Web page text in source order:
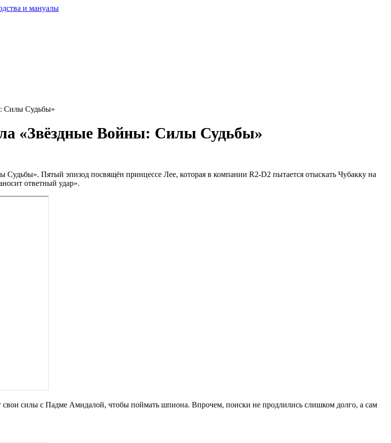
и мануалы
Силы Судьбы»
«Звёздные Войны: Силы Судьбы»
Пятый эпизод посвящён принцессе Лее, которая в компании R2-D2 пытается отыскать Чубакку на
ответный удар».
свои силы с Падме Амидалой, чтобы поймать шпиона. Впрочем, поиски не продлились слишком долго, а сам